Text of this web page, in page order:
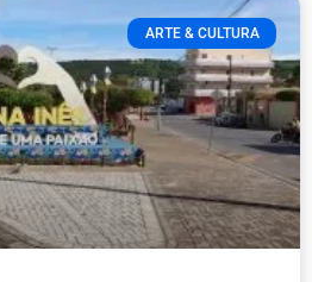
ARTE & CULTURA